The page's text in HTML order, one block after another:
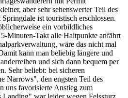
aber sehr sehenswerter Teil des
ist touristisch erschlossen.
ein vorbildliches
Minuten-Takt alle Haltpunkte anfährt
wäre das nicht mal
kann man beliebig längere und
und sich dann bequem per
Sehr beliebt: bei sicheren
Narrows", den engsten Teil des
uns favorisierte Anstieg zum
war leider wegen Felssturz